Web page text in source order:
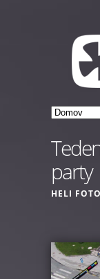
party
HELI FOTO